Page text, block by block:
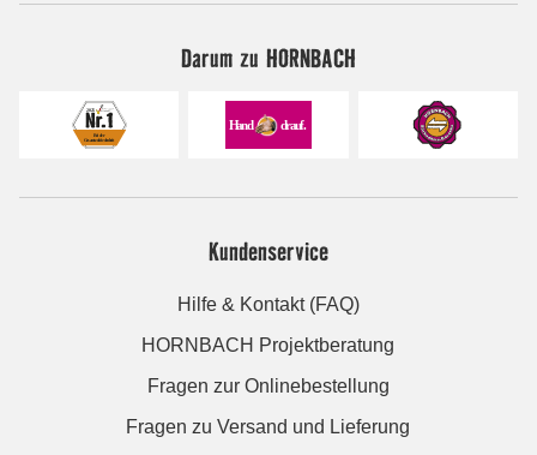
Darum zu HORNBACH
Kundenservice
Hilfe & Kontakt (FAQ)
HORNBACH Projektberatung
Fragen zur Onlinebestellung
Fragen zu Versand und Lieferung